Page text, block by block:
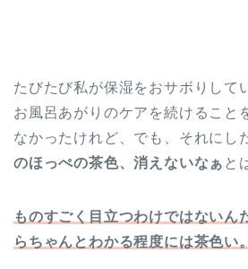
たびたび私が保湿をおサボりして
お風呂あがりのケアを続けること
なかったけれど、でも、それにし
のほっぺの茶色、消えないなぁ と
ものすごく目立つわけではないん
らちゃんとわかる程度には茶色い。